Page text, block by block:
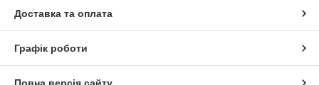
Доставка та оплата
Графік роботи